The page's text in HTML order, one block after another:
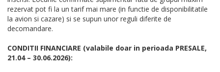
rezervat pot fi la un tarif mai mare (in functie de disponibilitatile
la avion si cazare) si se supun unor reguli diferite de
decomandare.
CONDITII FINANCIARE (valabile doar in perioada PRESALE,
21.04 – 30.06.2026):